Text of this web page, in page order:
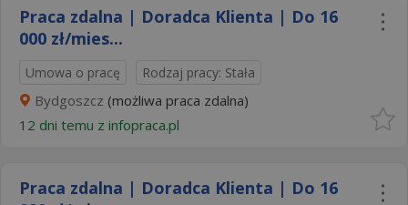
Praca zdalna | Doradca Klienta | Do 16
000 zł/mies...
Umowa o pracę Rodzaj pracy: Stała
Bydgoszcz (możliwa praca zdalna)
12 dni temu z infopraca.pl
Praca zdalna | Doradca Klienta | Do 16